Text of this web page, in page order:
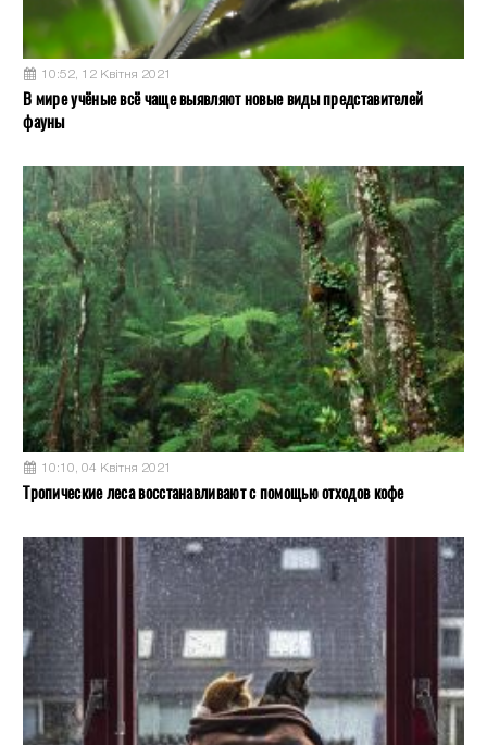
10:52, 12 Квітня 2021
В мире учёные всё чаще выявляют новые виды представителей
фауны
10:10, 04 Квітня 2021
Тропические леса восстанавливают с помощью отходов кофе